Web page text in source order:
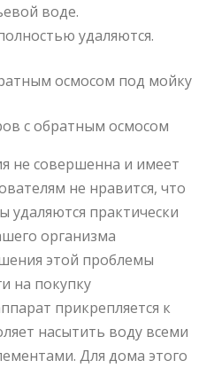
воде.
удаляются.
с обратным осмосом
не совершенна и имеет
не нравится, что
удаляются практически
организма
этой проблемы
на покупку
прикрепляется к
насытить воду всеми
Для дома этого